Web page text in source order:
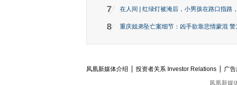
7 在人间 | 红绿灯被淹后，小男孩在路口指路
8 重庆姐弟坠亡案细节：凶手欲靠悲情蒙混
凤凰新媒体介绍 投资者关系 Investor Relations 广
凤凰新媒